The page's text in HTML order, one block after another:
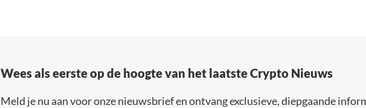
Wees als eerste op de hoogte van het laatste Crypto Nieuws
Meld je nu aan voor onze nieuwsbrief en ontvang exclusieve, diepgaande